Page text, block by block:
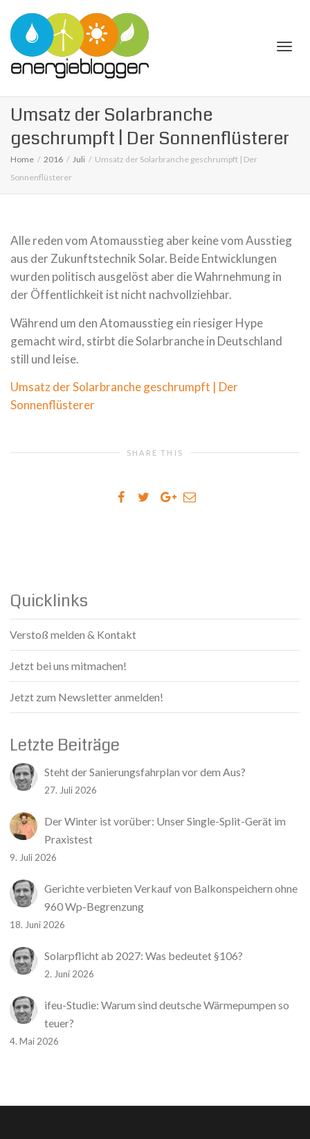
Umsatz der Solarbranche
geschrumpft | Der Sonnenflüsterer
Home 2016 Juli
Umsatz der Solarbranche geschrumpft | Der
Sonnenflüsterer
Alle reden vom Atomausstieg aber keine vom Ausstieg
aus der Zukunftstechnik Solar. Beide Entwicklungen
wurden politisch ausgelöst aber die Wahrnehmung in
der Öffentlichkeit ist nicht nachvollziehbar.
Während um den Atomausstieg ein riesiger Hype
gemacht wird, stirbt die Solarbranche in Deutschland
still und leise.
Umsatz der Solarbranche geschrumpft | Der
Sonnenflüsterer
SHARE THIS
Quicklinks
Verstoß melden & Kontakt
Jetzt bei uns mitmachen!
Jetzt zum Newsletter anmelden!
Letzte Beiträge
Steht der Sanierungsfahrplan vor dem Aus?
27. Juli 2026
Der Winter ist vorüber: Unser Single-Split-Gerät im
Praxistest
9. Juli 2026
Gerichte verbieten Verkauf von Balkonspeichern ohne
960 Wp-Begrenzung
18. Juni 2026
Solarpflicht ab 2027: Was bedeutet §106?
2. Juni 2026
ifeu-Studie: Warum sind deutsche Wärmepumpen so
teuer?
4. Mai 2026